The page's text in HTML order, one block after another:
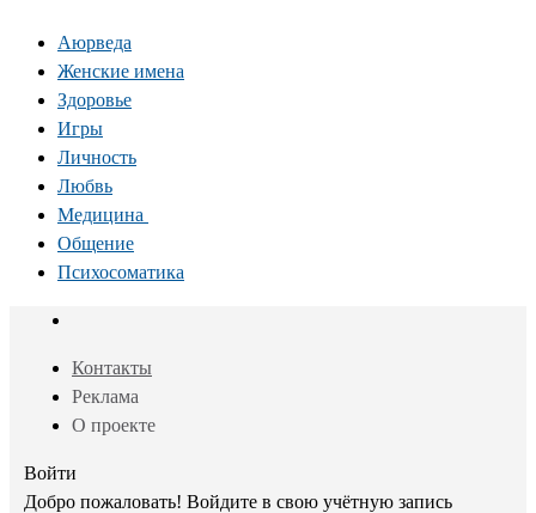
Аюрведа
Женские имена
Здоровье
Игры
Личность
Любвь
Медицина
Общение
Психосоматика
Контакты
Реклама
О проекте
Войти
Добро пожаловать! Войдите в свою учётную запись